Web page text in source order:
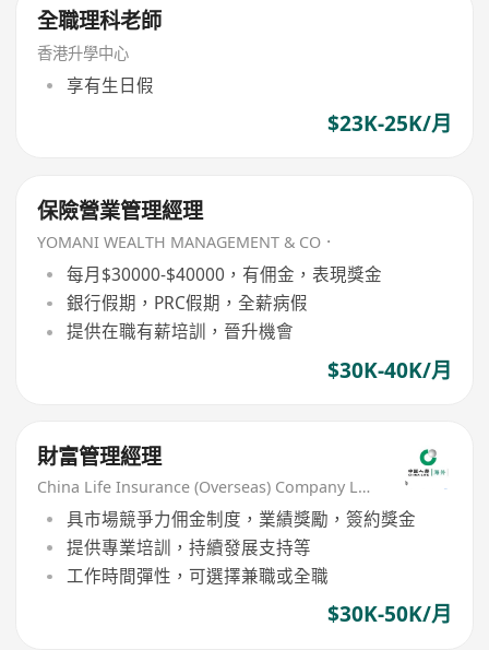
全職理科老師
香港升學中心
享有生日假
$23K-25K/月
保險營業管理經理
YOMANI WEALTH MANAGEMENT & CO．
每月$30000-$40000，有佣金，表現獎金
銀行假期，PRC假期，全薪病假
提供在職有薪培訓，晉升機會
$30K-40K/月
財富管理經理
China Life Insurance (Overseas) Company Ltd
具市場競爭力佣金制度，業績獎勵，簽約獎金
提供專業培訓，持續發展支持等
工作時間彈性，可選擇兼職或全職
$30K-50K/月